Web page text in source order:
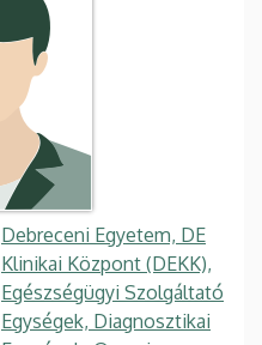
Debreceni Egyetem, DE
Klinikai Központ (DEKK),
Egészségügyi Szolgáltató
Egységek, Diagnosztikai